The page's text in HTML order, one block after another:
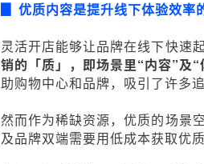
优质内容是提升线下体验效率
灵活开店能够让品牌在线下快速
销的「质」，即场景里“内容”及
助购物中心和品牌，吸引了许多
然而作为稀缺资源，优质的场景
及品牌双端需要用低成本获取优